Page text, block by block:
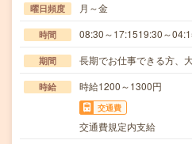
曜日頻度 月～金
時間 08:30～17:1519:30～
期間 長期でお仕事できる方、
時給 時給1200～1300円
交通費
交通費規定内支給